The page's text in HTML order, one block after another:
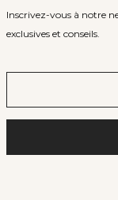
Inscrivez-vous à notre
exclusives et conseils.